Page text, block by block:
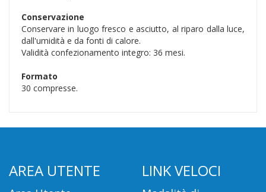
Conservazione
Conservare in luogo fresco e asciutto, al riparo dalla luce,
dall'umidità e da fonti di calore.
Validità confezionamento integro: 36 mesi.
Formato
30 compresse.
AREA UTENTE LINK VELOCI